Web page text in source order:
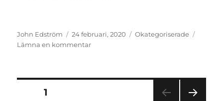
Författare
John Edström Postat
24 februari, 2020 Kategorier
Okategoriserade
Lämna en kommentartill
Inläggsnavigering
SIDA1